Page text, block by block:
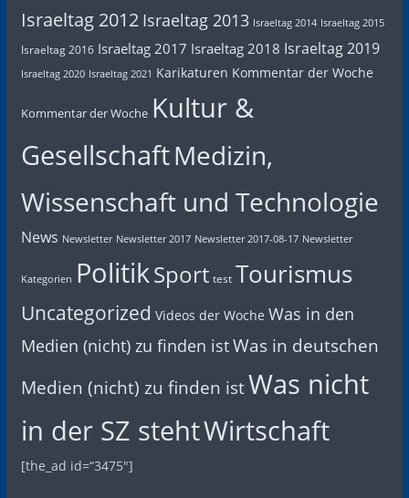
Israeltag 2012 Israeltag 2013 Israeltag 2014 Israeltag 2015
Israeltag 2016 Israeltag 2017 Israeltag 2018 Israeltag 2019
Israeltag 2020 Israeltag 2021 Karikaturen Kommentar der Woche
Kommentar der Woche Kultur &
GesellschaftMedizin,
Wissenschaft und Technologie
News Newsletter Newsletter 2017 Newsletter 2017-08-17 Newsletter
Kategorien PolitikSport test Tourismus
Uncategorized Videos der Woche Was in den
Medien (nicht) zu finden istWas in deutschen
Medien (nicht) zu finden istWas nicht
in der SZ stehtWirtschaft
[the_ad id=“3475″]